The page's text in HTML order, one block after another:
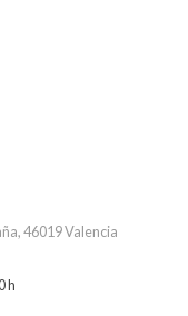
46019 Valencia
h